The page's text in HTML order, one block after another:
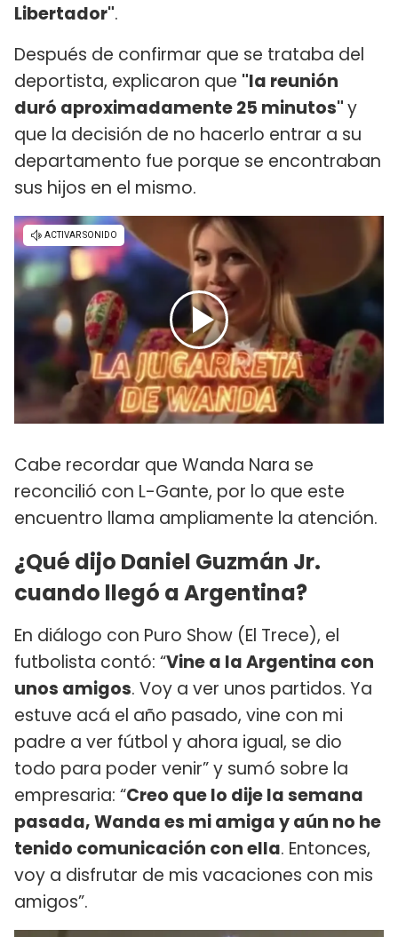
Libertador".
Después de confirmar que se trataba del
deportista, explicaron que "la reunión
duró aproximadamente 25 minutos"y
que la decisión de no hacerlo entrar a su
departamento fue porque se encontraban
sus hijos en el mismo.
Cabe recordar que Wanda Nara se
reconcilió con L-Gante, por lo que este
encuentro llama ampliamente la atención.
¿Qué dijo Daniel Guzmán Jr.
cuando llegó a Argentina?
En diálogo con Puro Show (El Trece), el
futbolista contó: “Vine a la Argentina con
unos amigos. Voy a ver unos partidos. Ya
estuve acá el año pasado, vine con mi
padre a ver fútbol y ahora igual, se dio
todo para poder venir” y sumó sobre la
empresaria: “Creo que lo dije la semana
pasada, Wanda es mi amiga y aún no he
tenido comunicación con ella. Entonces,
voy a disfrutar de mis vacaciones con mis
amigos”.